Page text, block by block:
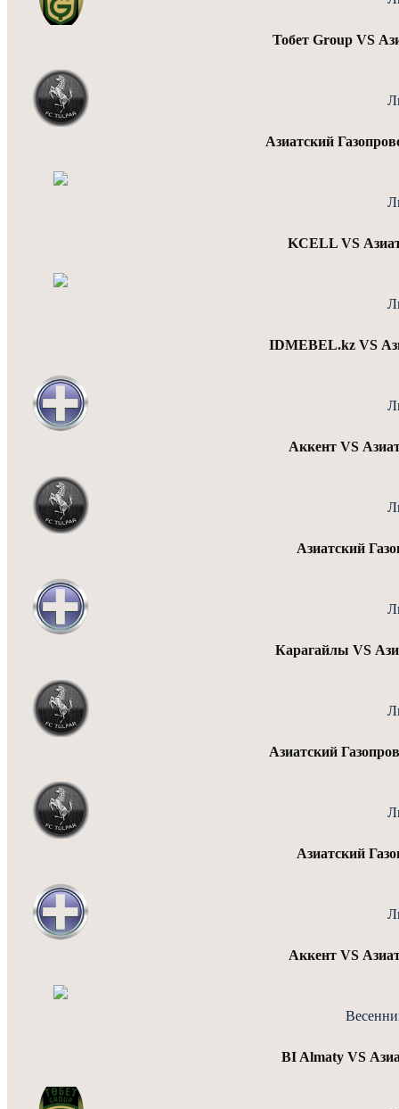
Тобет Group VS
Азиатский
KCELL VS
IDMEBEL.kz VS
Аккент VS
Азиатский
Карагайлы VS
Азиатский
Азиатский
Аккент VS
BI Almaty VS